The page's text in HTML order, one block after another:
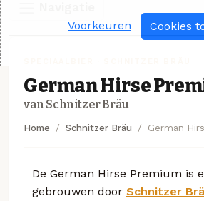
German Hirse
van Schnitzer Bräu
Home Schnitzer Bräu German
De German Hirse Premium is
gebrouwen door Schnitzer
Voorkeuren Cookies